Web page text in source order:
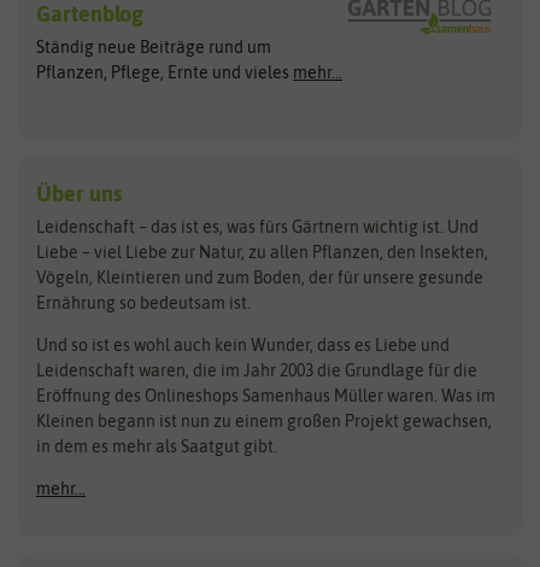
Exotische Samen
Gemüsesamen
Gründünger
Kräutersamen
Obstsamen
Pilzbrut
Rasensamen
Steckzwiebeln
Zimmer & Kübelpflanzen
Kataloge
Schnäppchen
Anzucht & Gartenzubehör
Anzuchtschalen
Arche Noah
ASB Greenworld
Benary
Bingenheimer Saatgut
Bionana
BIOWOL
Blumicorn
Bûten Birds
Clever Pots
COMPO
Dürr-Samen
Feldsaaten Freudenberger
Fertil
Flora Elite
Gartenblog
Ständig neue Beiträge rund um
Pflanzen, Pflege, Ernte und vieles mehr...
Über uns
Leidenschaft – das ist es, was fürs Gärtnern wichtig ist. Und
Liebe – viel Liebe zur Natur, zu allen Pflanzen, den Insekten,
Vögeln, Kleintieren und zum Boden, der für unsere gesunde
Ernährung so bedeutsam ist.
Und so ist es wohl auch kein Wunder, dass es Liebe und
Leidenschaft waren, die im Jahr 2003 die Grundlage für die
Eröffnung des Onlineshops Samenhaus Müller waren. Was im
Kleinen begann ist nun zu einem großen Projekt gewachsen,
in dem es mehr als Saatgut gibt.
mehr...